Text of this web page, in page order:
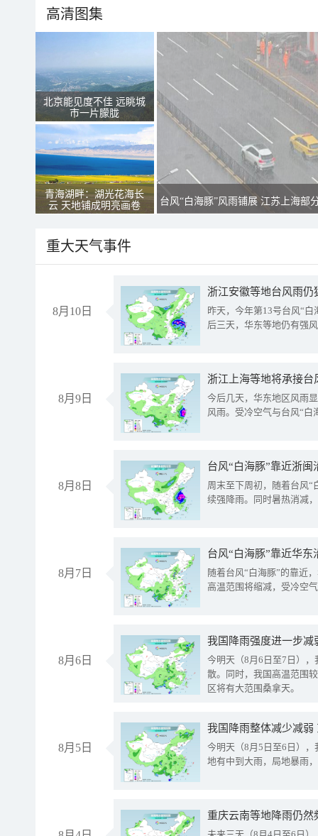
高清图集
北京能见度不佳 远眺城
市一片朦胧
青海湖畔：湖光花海长
云 天地铺成明亮画卷
台风“白海豚”风雨铺展 江苏上海部
重大天气事件
8月10日
浙江安徽等地台风雨
昨天，今年第13号台风“
后三天，华东等地仍有强
8月9日
浙江上海等地将承接台
今后几天，华东地区风雨
风雨。受冷空气与台风“白
8月8日
台风“白海豚”靠近浙
周末至下周初，随着台风“
续强降雨。同时暑热消减
8月7日
台风“白海豚”靠近华
随着台风“白海豚”的靠近
高温范围将缩减，受冷空
8月6日
今明天（8月6日至7日）
散。同时，我国高温范围
区将有大范围桑拿天。
8月5日
我国降雨整体减少减弱
今明天（8月5日至6日）
地有中到大雨，局地暴雨
重庆云南等地降雨仍然